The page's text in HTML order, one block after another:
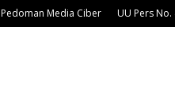
Pedoman Media Ciber UU Pers